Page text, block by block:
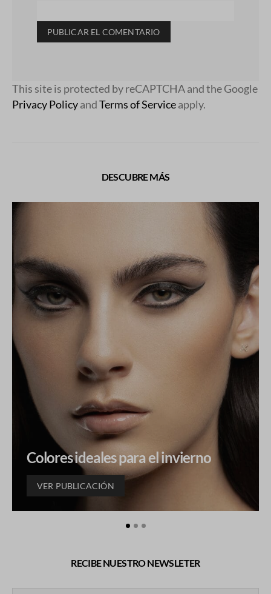
This site is protected by reCAPTCHA and the Google
Privacy PolicyandTerms of Serviceapply.
DESCUBRE MÁS
Colores ideales para el invierno
VER PUBLICACIÓN
RECIBE NUESTRO NEWSLETER